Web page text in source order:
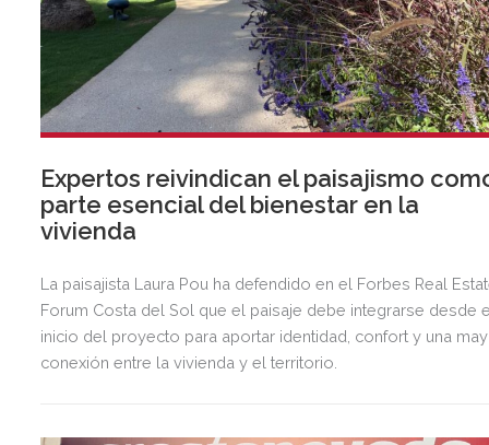
Expertos reivindican el paisajismo
parte esencial del bienestar en la
vivienda
La paisajista Laura Pou ha defendido en el Forbes Real
Forum Costa del Sol que el paisaje debe integrarse desde
inicio del proyecto para aportar identidad, confort y una
conexión entre la vivienda y el territorio.